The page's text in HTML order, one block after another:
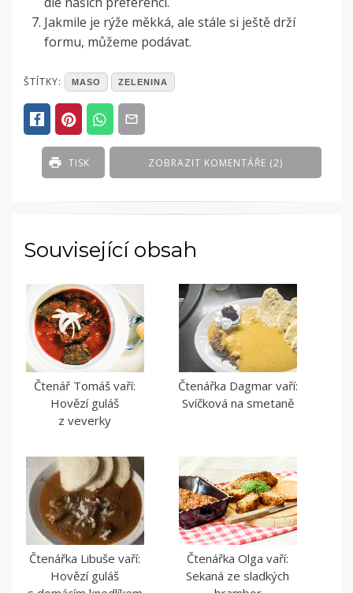
Jakmile je rýže měkká, ale stále si ještě drží
formu, můžeme podávat.
POSTED
PRODUKTY
Z
MASO,
ZELENINA,
VAŠE
ŠTÍTKY: MASO ZELENINA
ZOBRAZIT KOMENTÁŘE (2)
TISK
Související obsah
Čtenář Tomáš vaří:
Hovězí guláš
z veverky
Čtenářka Dagmar vaří:
Svíčková na smetaně
Čtenářka Libuše vaří:
Hovězí guláš
Čtenářka Olga vaří:
Sekaná ze sladkých